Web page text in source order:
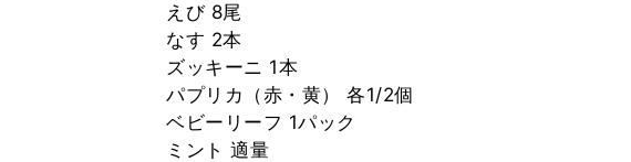
えび 8尾
なす 2本
ズッキーニ 1本
パプリカ（赤・黄） 各1/2個
ベビーリーフ 1パック
ミント 適量